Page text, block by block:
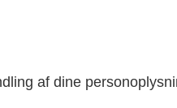
af dine